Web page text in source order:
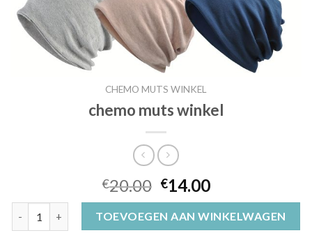
CHEMO MUTS WINKEL
chemo muts winkel
€20.00 €14.00
chemo muts winkel aantalTOEVOEGEN AAN WINKELWAGEN